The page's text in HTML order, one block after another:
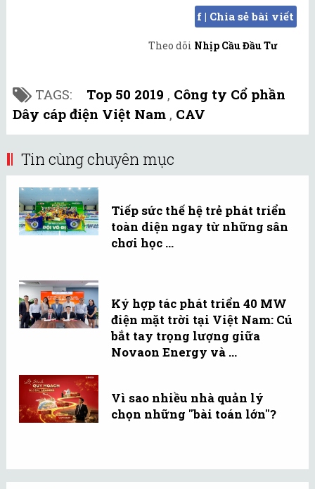
f | Chia sẻ bài viết
Theo dõi Nhịp Cầu Đầu Tư
TAGS: Top 50 2019 , Công ty Cổ phần
Dây cáp điện Việt Nam , CAV
Tin cùng chuyên mục
Tiếp sức thế hệ trẻ phát triển
toàn diện ngay từ những sân
chơi học ...
Ký hợp tác phát triển 40 MW
điện mặt trời tại Việt Nam: Cú
bắt tay trọng lượng giữa
Novaon Energy và ...
Vì sao nhiều nhà quản lý
chọn những "bài toán lớn"?